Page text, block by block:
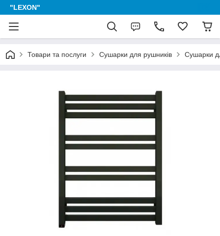
"LEXON"
Товари та послуги Сушарки для рушників Сушарки